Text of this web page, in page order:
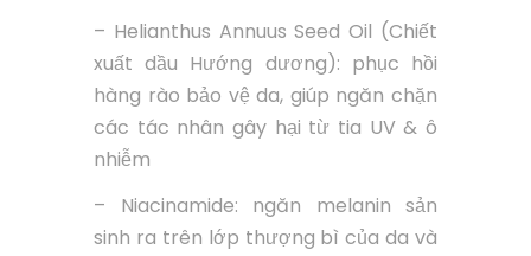
– Helianthus Annuus Seed Oil (Chiết
xuất dầu Hướng dương): phục hồi
hàng rào bảo vệ da, giúp ngăn chặn
các tác nhân gây hại từ tia UV & ô
nhiễm
– Niacinamide: ngăn melanin sản
sinh ra trên lớp thượng bì của da và